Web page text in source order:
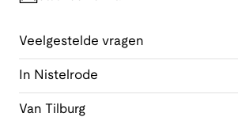
Veelgestelde vragen
In Nistelrode
Van Tilburg